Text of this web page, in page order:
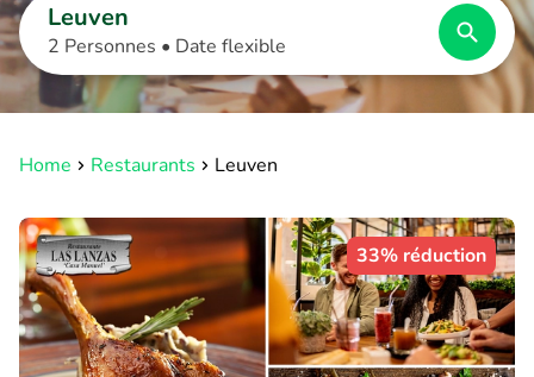
Leuven
2 Personnes • Date flexible
Home Restaurants Leuven
33% réduction